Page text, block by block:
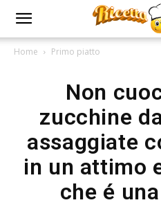
Home Primo piatto
Non
zucchine
assaggiate
in un attimo
che é